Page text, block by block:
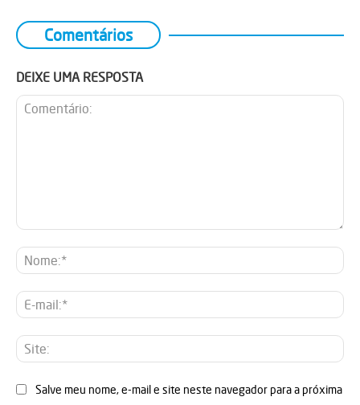
Comentários
DEIXE UMA RESPOSTA
E-
Salve meu nome, e-mail e site neste navegador para a próxima